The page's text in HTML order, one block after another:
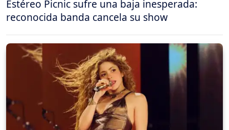
Estéreo Picnic sufre una baja inesperada:
reconocida banda cancela su show